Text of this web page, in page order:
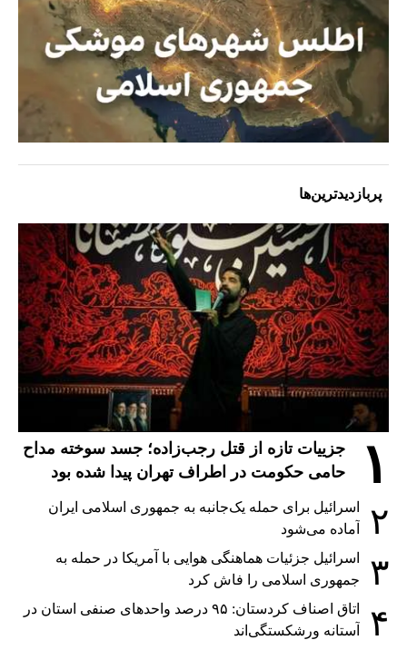
پربازدیدترین‌ها
۱
جزییات تازه از قتل رجب‌زاده؛ جسد سوخته مداح
حامی حکومت در اطراف تهران پیدا شده بود
۲
اسرائیل برای حمله یک‌جانبه به جمهوری اسلامی ایران
آماده می‌شود
۳
اسرائیل جزئیات هماهنگی هوایی با آمریکا در حمله به
جمهوری اسلامی را فاش کرد
۴
اتاق اصناف کردستان: ۹۵ درصد واحدهای صنفی استان در
آستانه ورشکستگی‌اند